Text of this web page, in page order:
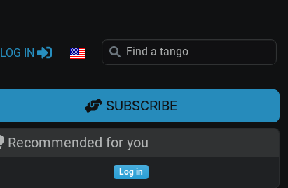
LOG IN
SUBSCRIBE
Recommended for you
Log in